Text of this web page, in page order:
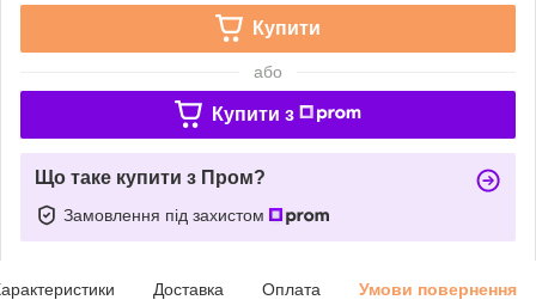
Купити
або
Купити з
Що таке купити з Пром?
Замовлення під захистом
Доставка Оплата Умови повернення